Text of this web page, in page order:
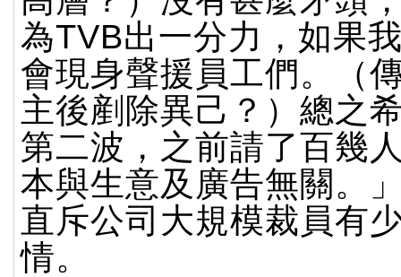
為TVB出一分力，如果
會現身聲援員工們。（
主後剷除異己？）總之
第二波，之前請了百幾
本與生意及廣告無關。
直斥公司大規模裁員有
情。